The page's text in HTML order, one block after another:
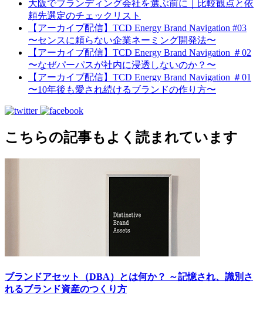
大阪でブランディング会社を選ぶ前に｜比較観点と依
頼先選定のチェックリスト
【アーカイブ配信】TCD Energy Brand Navigation #03
〜センスに頼らない企業ネーミング開発法〜
【アーカイブ配信】TCD Energy Brand Navigation ＃02
〜なぜパーパスが社内に浸透しないのか？〜
【アーカイブ配信】TCD Energy Brand Navigation ＃01
〜10年後も愛され続けるブランドの作り方〜
こちらの記事もよく読まれています
ブランドアセット（DBA）とは何か？ ～記憶され、識別さ
れるブランド資産のつくり方